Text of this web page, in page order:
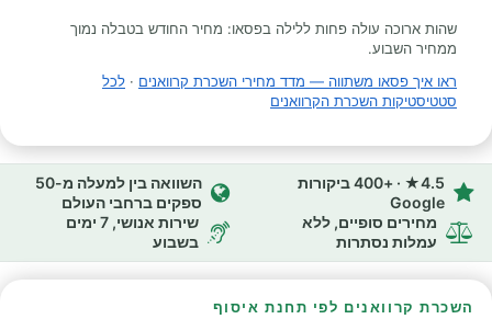
שהות ארוכה עולה פחות ללילה בפסאו: מחיר החודש בטבלה נמוך
ממחיר השבוע.
ראו איך פסאו משתווה — מדד מחירי השכרת קרוואנים · לכל
סטטיסטיקות השכרת הקרוואנים
4.5★ · +400 ביקורות
Google
השוואה בין למעלה מ-50
ספקים ברחבי העולם
מחירים סופיים, ללא
עמלות נסתרות
שירות אנושי, 7 ימים
בשבוע
השכרת קרוואנים לפי תחנת איסוף